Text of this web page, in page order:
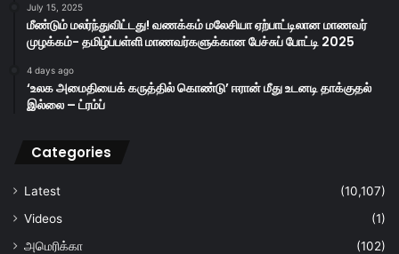
July 15, 2025
மீண்டும் மலர்ந்துவிட்டது! வணக்கம் மலேசியா ஏற்பாட்டிலான மாணவர்
முழக்கம்- தமிழ்ப்பள்ளி மாணவர்களுக்கான பேச்சுப் போட்டி 2025
4 days ago
‘உலக அமைதியைக் கருத்தில் கொண்டு’ ஈரான் மீது உடனடி தாக்குதல்
இல்லை – ட்ரம்ப்
Categories
Latest
(10,107)
Videos
(1)
அமெரிக்கா
(102)